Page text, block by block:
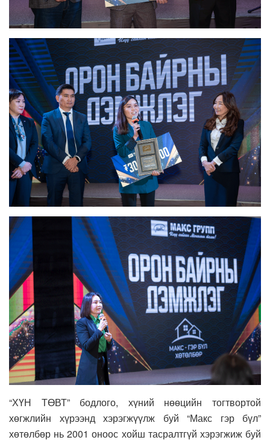
“ХҮН ТӨВТ” бодлого, хүний нөөцийн тогтвортой
хөгжлийн хүрээнд хэрэгжүүлж буй “Макс гэр бүл”
хөтөлбөр нь 2001 оноос хойш тасралтгүй хэрэгжиж буй